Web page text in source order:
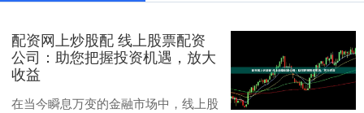
配资网上炒股配 线上股票配资
公司：助您把握投资机遇，放大
收益
在当今瞬息万变的金融市场中，线上股